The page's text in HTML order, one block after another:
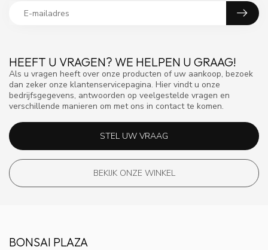
HEEFT U VRAGEN? WE HELPEN U GRAAG!
Als u vragen heeft over onze producten of uw aankoop, bezoek
dan zeker onze klantenservicepagina. Hier vindt u onze
bedrijfsgegevens, antwoorden op veelgestelde vragen en
verschillende manieren om met ons in contact te komen.
STEL UW VRAAG
BEKIJK ONZE WINKEL
BONSAI PLAZA